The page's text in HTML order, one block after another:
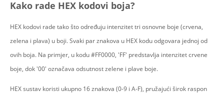
Kako rade HEX kodovi boja?
HEX kodovi rade tako što određuju intenzitet tri osnovne boje (crvena,
zelena i plava) u boji. Svaki par znakova u HEX kodu odgovara jednoj od
ovih boja. Na primjer, u kodu #FF0000, 'FF' predstavlja intenzitet crvene
boje, dok '00' označava odsutnost zelene i plave boje.
HEX sustav koristi ukupno 16 znakova (0-9 i A-F), pružajući širok raspon